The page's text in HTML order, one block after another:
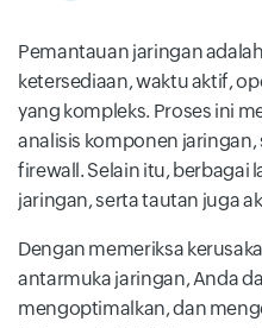
Pemantauan jaringan
ketersediaan, waktu aktif,
yang kompleks. Proses ini
analisis komponen
firewall. Selain itu, berbagai
jaringan, serta tautan juga
Dengan memeriksa
antarmuka jaringan, Anda
mengoptimalkan, dan